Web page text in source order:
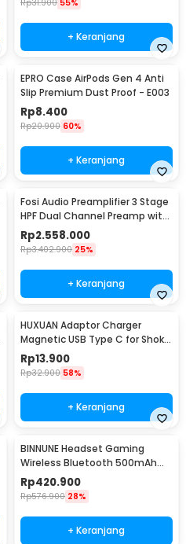
Rp31.900 55%
+ Keranjang
EPRO Case AirPods Gen 4 Anti
Slip Premium Dust Proof - E003
Rp8.400
Rp20.900 60%
+ Keranjang
Fosi Audio Preamplifier 3 Stage
HPF Dual Channel Preamp with
Remote - ZP3
Rp2.558.000
Rp3.402.900 25%
+ Keranjang
HUXUAN Adaptor Charger
Magnetic USB Type C for Shokz
Bone Conduction 4 Pin - HX11
Rp13.900
Rp32.900 58%
+ Keranjang
BINNUNE Headset Gaming
Wireless Bluetooth 500mAh
USB Type C - BW06-BT
Rp420.900
Rp576.900 28%
+ Keranjang